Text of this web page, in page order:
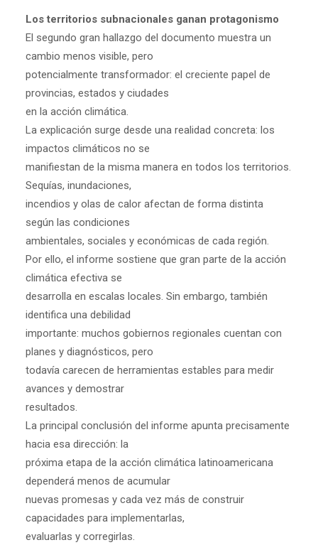
Los territorios subnacionales ganan protagonismo
El segundo gran hallazgo del documento muestra un
cambio menos visible, pero
potencialmente transformador: el creciente papel de
provincias, estados y ciudades
en la acción climática.
La explicación surge desde una realidad concreta: los
impactos climáticos no se
manifiestan de la misma manera en todos los territorios.
Sequías, inundaciones,
incendios y olas de calor afectan de forma distinta
según las condiciones
ambientales, sociales y económicas de cada región.
Por ello, el informe sostiene que gran parte de la acción
climática efectiva se
desarrolla en escalas locales. Sin embargo, también
identifica una debilidad
importante: muchos gobiernos regionales cuentan con
planes y diagnósticos, pero
todavía carecen de herramientas estables para medir
avances y demostrar
resultados.
La principal conclusión del informe apunta precisamente
hacia esa dirección: la
próxima etapa de la acción climática latinoamericana
dependerá menos de acumular
nuevas promesas y cada vez más de construir
capacidades para implementarlas,
evaluarlas y corregirlas.